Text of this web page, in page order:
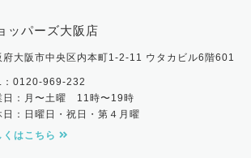
ッパーズ大阪店
府大阪市中央区内本町1-2-11 ウタカビル6階601
：0120-969-232
日：月〜土曜 11時〜19時
日：日曜日・祝日・第４月曜
くはこちら